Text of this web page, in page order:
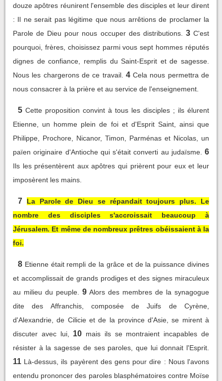
douze apôtres réunirent l'ensemble des disciples et leur dirent
: Il ne serait pas légitime que nous arrêtions de proclamer la
Parole de Dieu pour nous occuper des distributions.
3 C'est
pourquoi, frères, choisissez parmi vous sept hommes réputés
dignes de confiance, remplis du Saint-Esprit et de sagesse.
Nous les chargerons de ce travail. 4 Cela nous permettra de
nous consacrer à la prière et au service de l'enseignement.
5 Cette proposition convint à tous les disciples ; ils élurent
Etienne, un homme plein de foi et d'Esprit Saint, ainsi que
Philippe, Prochore, Nicanor, Timon, Parménas et Nicolas, un
païen originaire d'Antioche qui s'était converti au judaïsme. 6
Ils les présentèrent aux apôtres qui prièrent pour eux et leur
imposèrent les mains.
7
La Parole de Dieu se répandait toujours plus. Le
nombre des disciples s'accroissait beaucoup à
Jérusalem. Et même de nombreux prêtres obéissaient à la
foi.
8 Etienne était rempli de la grâce et de la puissance divines
et accomplissait de grands prodiges et des signes miraculeux
au milieu du peuple.
9 Alors des membres de la synagogue
dite des Affranchis, composée de Juifs de Cyrène,
d'Alexandrie, de Cilicie et de la province d'Asie, se mirent à
discuter avec lui,
10 mais ils se montraient incapables de
résister à la sagesse de ses paroles, que lui donnait l'Esprit.
11 Là-dessus, ils payèrent des gens pour dire : Nous l'avons
entendu prononcer des paroles blasphématoires contre Moïse